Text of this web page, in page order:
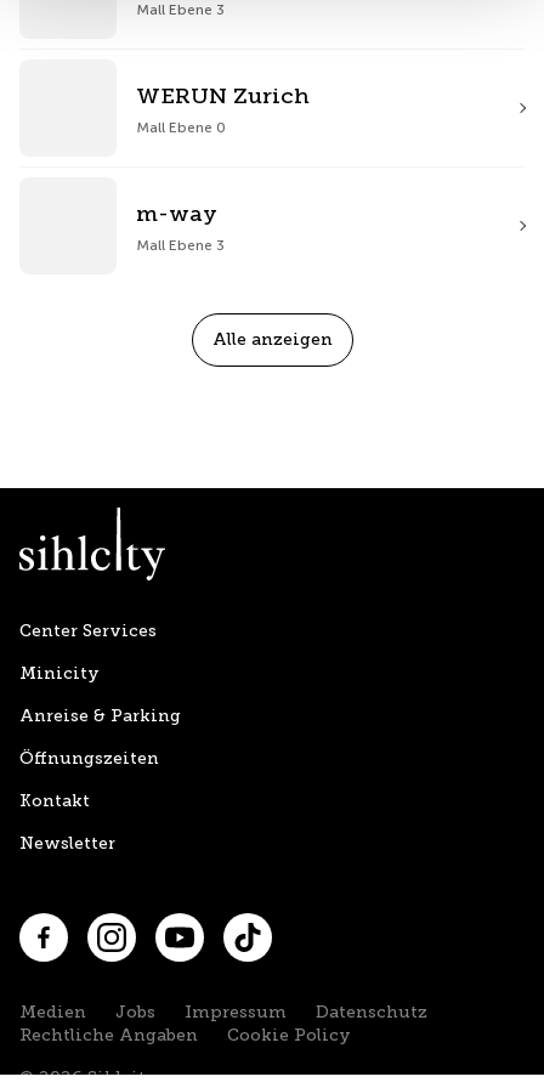
Mall Ebene 3
WERUN Zurich
Mall Ebene 0
m-way
Mall Ebene 3
Alle anzeigen
Center Services
Minicity
Anreise & Parking
Öffnungszeiten
Kontakt
Newsletter
FacebookInstagramYouTubeTikTok
Medien Jobs Impressum
Datenschutz
Rechtliche Angaben
Cookie Policy
© 2026 Sihlcity